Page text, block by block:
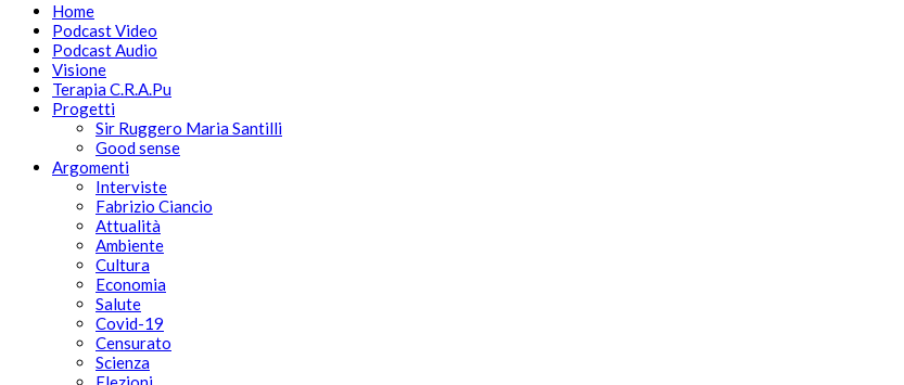
Home
Podcast Video
Podcast Audio
Visione
Terapia C.R.A.Pu
Progetti
Sir Ruggero Maria Santilli
Good sense
Argomenti
Interviste
Fabrizio Ciancio
Attualità
Ambiente
Cultura
Economia
Salute
Covid-19
Censurato
Scienza